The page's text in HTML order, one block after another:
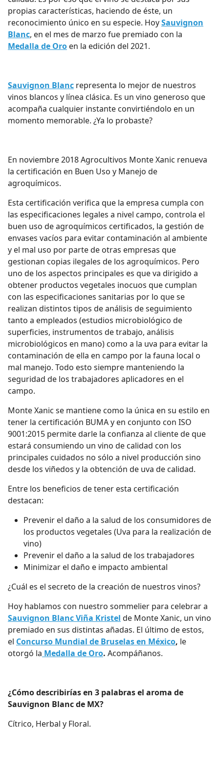
propias características, haciendo de éste, un
reconocimiento único en su especie. HoySauvignon
Blanc, en el mes de marzo fue premiado con la
Medalla de Oro en la edición del 2021.
Sauvignon Blanc representa lo mejor de nuestros
vinos blancos y línea clásica. Es un vino generoso que
acompaña cualquier instante convirtiéndolo en un
momento memorable. ¿Ya lo probaste?
En noviembre 2018 Agrocultivos Monte Xanic renueva
la certificación en Buen Uso y Manejo de
agroquímicos.
Esta certificación verifica que la empresa cumpla con
las especificaciones legales a nivel campo, controla el
buen uso de agroquímicos certificados, la gestión de
envases vacíos para evitar contaminación al ambiente
y el mal uso por parte de otras empresas que
gestionan copias ilegales de los agroquímicos. Pero
uno de los aspectos principales es que va dirigido a
obtener productos vegetales inocuos que cumplan
con las especificaciones sanitarias por lo que se
realizan distintos tipos de análisis de seguimiento
tanto a empleados (estudios microbiológico de
superficies, instrumentos de trabajo, análisis
microbiológicos en mano) como a la uva para evitar la
contaminación de ella en campo por la fauna local o
mal manejo. Todo esto siempre manteniendo la
seguridad de los trabajadores aplicadores en el
campo.
Monte Xanic se mantiene como la única en su estilo en
tener la certificación BUMA y en conjunto con ISO
9001:2015 permite darle la confianza al cliente de que
estará consumiendo un vino de calidad con los
principales cuidados no sólo a nivel producción sino
desde los viñedos y la obtención de uva de calidad.
Entre los beneficios de tener esta certificación
destacan:
Prevenir el daño a la salud de los consumidores de
los productos vegetales (Uva para la realización de
vino)
Prevenir el daño a la salud de los trabajadores
Minimizar el daño e impacto ambiental
¿Cuál es el secreto de la creación de nuestros vinos?
Hoy hablamos con nuestro sommelier para celebrar a
Sauvignon Blanc Viña Kristel de Monte Xanic, un vino
premiado en sus distintas añadas. El último de estos,
el Concurso Mundial de Bruselas en México, le
otorgó la Medalla de Oro. Acompáñanos.
¿Cómo describirías en 3 palabras el aroma de
Sauvignon Blanc de MX?
Cítrico, Herbal y Floral.